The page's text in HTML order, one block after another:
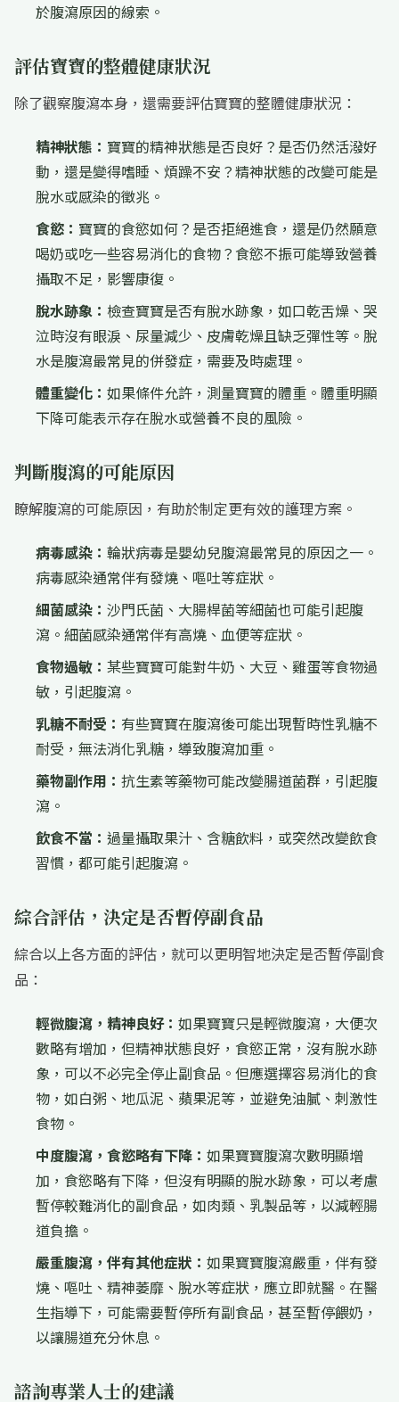
於腹瀉原因的線索。
評估寶寶的整體健康狀況
除了觀察腹瀉本身，還需要評估寶寶的整體健康狀況：
精神狀態： 寶寶的精神狀態是否良好？是否仍然活潑好
動，還是變得嗜睡、煩躁不安？精神狀態的改變可能是
脫水或感染的徵兆。
食慾： 寶寶的食慾如何？是否拒絕進食，還是仍然願意
喝奶或吃一些容易消化的食物？食慾不振可能導致營養
攝取不足，影響康復。
脫水跡象： 檢查寶寶是否有脫水跡象，如口乾舌燥、哭
泣時沒有眼淚、尿量減少、皮膚乾燥且缺乏彈性等。脫
水是腹瀉最常見的併發症，需要及時處理。
體重變化： 如果條件允許，測量寶寶的體重。體重明顯
下降可能表示存在脫水或營養不良的風險。
判斷腹瀉的可能原因
瞭解腹瀉的可能原因，有助於制定更有效的護理方案。
病毒感染： 輪狀病毒是嬰幼兒腹瀉最常見的原因之一。
病毒感染通常伴有發燒、嘔吐等症狀。
細菌感染： 沙門氏菌、大腸桿菌等細菌也可能引起腹
瀉。細菌感染通常伴有高燒、血便等症狀。
食物過敏： 某些寶寶可能對牛奶、大豆、雞蛋等食物過
敏，引起腹瀉。
乳糖不耐受： 有些寶寶在腹瀉後可能出現暫時性乳糖不
耐受，無法消化乳糖，導致腹瀉加重。
藥物副作用： 抗生素等藥物可能改變腸道菌群，引起腹
瀉。
飲食不當： 過量攝取果汁、含糖飲料，或突然改變飲食
習慣，都可能引起腹瀉。
綜合評估，決定是否暫停副食品
綜合以上各方面的評估，就可以更明智地決定是否暫停副食
品：
輕微腹瀉，精神良好： 如果寶寶只是輕微腹瀉，大便次
數略有增加，但精神狀態良好，食慾正常，沒有脫水跡
象，可以不必完全停止副食品。但應選擇容易消化的食
物，如白粥、地瓜泥、蘋果泥等，並避免油膩、刺激性
食物。
中度腹瀉，食慾略有下降： 如果寶寶腹瀉次數明顯增
加，食慾略有下降，但沒有明顯的脫水跡象，可以考慮
暫停較難消化的副食品，如肉類、乳製品等，以減輕腸
道負擔。
嚴重腹瀉，伴有其他症狀： 如果寶寶腹瀉嚴重，伴有發
燒、嘔吐、精神萎靡、脫水等症狀，應立即就醫。在醫
生指導下，可能需要暫停所有副食品，甚至暫停餵奶，
以讓腸道充分休息。
諮詢專業人士的建議